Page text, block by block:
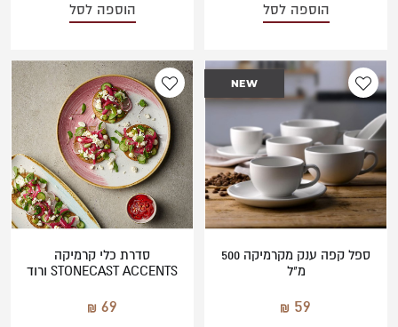
הוספה לסל הוספה לסל
NEW
ספל קפה ענק מקרמיקה 500
מ"ל
59
סדרת כלי קרמיקה
STONECAST ACCENTS ורוד
69